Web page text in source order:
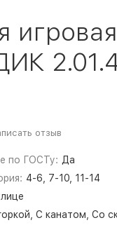
отзыв
по ГОСТу: Да
4-6, 7-10, 11-14
С канатом, Со